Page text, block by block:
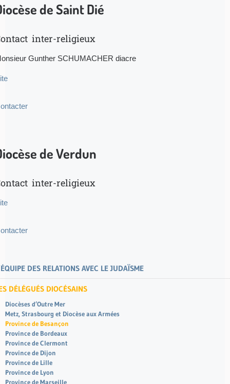
de Saint Dié
inter-religieux
Gunther SCHUMACHER diacre
de Verdun
inter-religieux
DES RELATIONS AVEC LE JUDAÏSME
DÉLÉGUÉS DIOCÉSAINS
Diocèses d’Outre Mer
Metz, Strasbourg et Diocèse aux Armées
Province de Besançon
Province de Bordeaux
Province de Clermont
Province de Dijon
Province de Lille
Province de Lyon
Province de Marseille